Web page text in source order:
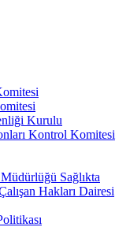
Kurulu
Kontrol Komitesi
Sağlıkta
Hakları Dairesi